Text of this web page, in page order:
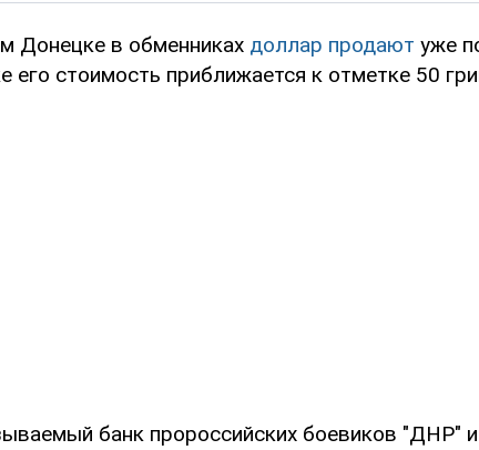
Донецке в обменниках доллар продают уже
его стоимость приближается к отметке 50
банк пророссийских боевиков "ДНР"